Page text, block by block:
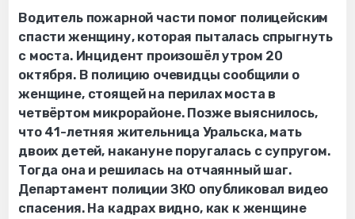
Водитель пожарной части помог полицейским
спасти женщину, которая пыталась спрыгнуть
с моста. Инцидент произошёл утром 20
октября. В полицию очевидцы сообщили о
женщине, стоящей на перилах моста в
четвёртом микрорайоне. Позже выяснилось,
что 41-летняя жительница Уральска, мать
двоих детей, накануне поругалась с супругом.
Тогда она и решилась на отчаянный шаг.
Департамент полиции ЗКО опубликовал видео
спасения. На кадрах видно, как к женщине